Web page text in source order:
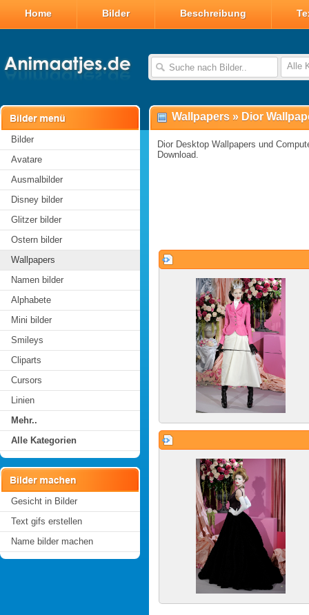
Home Bilder Beschreibung
Alle
Bilder
Avatare
Ausmalbilder
Disney bilder
Glitzer bilder
Ostern bilder
Wallpapers
Namen bilder
Alphabete
Mini bilder
Smileys
Cliparts
Cursors
Linien
Mehr..
Alle Kategorien
Gesicht in Bilder
Text gifs erstellen
Name bilder machen
Wallpapers » Dior
Dior Desktop Wallpapers und
Download.